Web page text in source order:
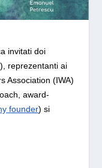
invitati doi
reprezentanti ai
Association (IWA)
award-
founder) si